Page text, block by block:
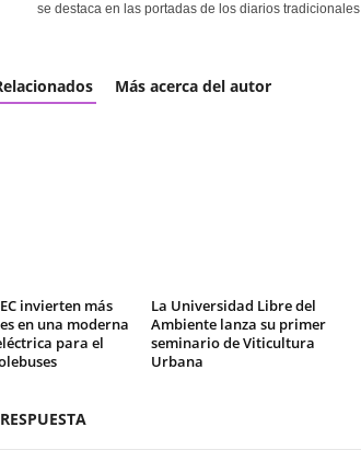
se destaca en las portadas de los diarios tradicionales
Más acerca del autor
invierten más
en una moderna
para el
La Universidad Libre del
Ambiente lanza su primer
seminario de Viticultura
Urbana